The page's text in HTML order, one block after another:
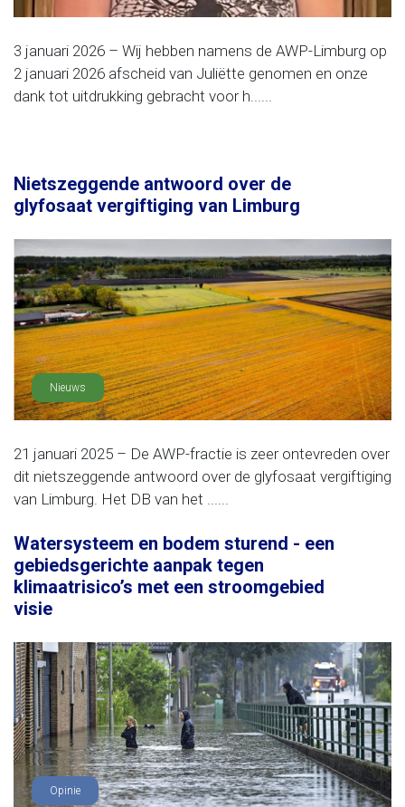
3 januari 2026 – Wij hebben namens de AWP-Limburg op
2 januari 2026 afscheid van Juliëtte genomen en onze
dank tot uitdrukking gebracht voor h......
Nietszeggende antwoord over de
glyfosaat vergiftiging van Limburg
Nieuws
21 januari 2025 – De AWP-fractie is zeer ontevreden over
dit nietszeggende antwoord over de glyfosaat vergiftiging
van Limburg. Het DB van het ......
Watersysteem en bodem sturend - een
gebiedsgerichte aanpak tegen
klimaatrisico’s met een stroomgebied
visie
Opinie